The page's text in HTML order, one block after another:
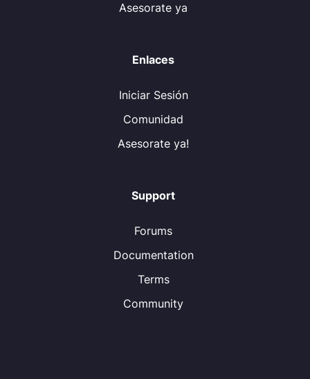
Asesorate ya
Enlaces
Iniciar Sesión
Comunidad
Asesorate ya!
Support
Forums
Documentation
Terms
Community